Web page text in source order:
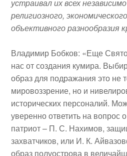
устраивал их всех
религиозного,
объективного разнообразия
Владимир Бобков: «Еще
нас от создания кумира.
образ для подражания это не
мировоззрение, но и
исторических персоналий.
уверенно ответить на вопрос
патриот – П. С. Нахимов,
захватчиков, или И. К.
образ полуострова в